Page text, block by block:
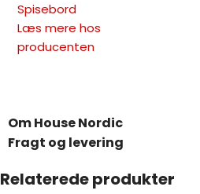
Spisebord
Læs mere hos
producenten
Om House Nordic
Fragt og levering
Relaterede produkter